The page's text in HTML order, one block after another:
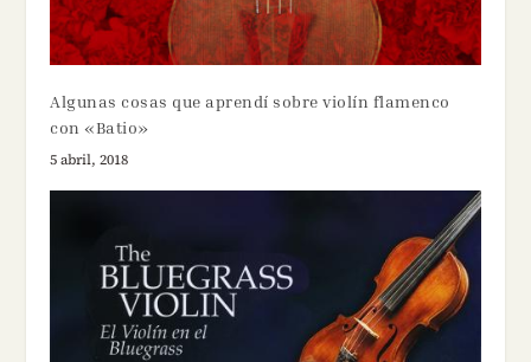
Algunas cosas que aprendí sobre violín flamenco
con «Batio»
5 abril, 2018